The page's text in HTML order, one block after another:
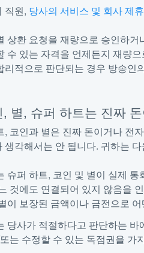
직원, 당사의 서비스 및 회사 제
상환 요청을 재량으로 승인하
수 있는 자격을 언제든지 재량
리적으로 판단되는 경우 방송인
별, 슈퍼 하트는 진짜
, 코인과 별은 진짜 돈이거나 전
생각해서는 안 됩니다. 귀하는
슈퍼 하트, 코인 및 별이 실제
것에도 연결되어 있지 않음을
이 보장된 금액이나 금전으로
당사가 적절하다고 판단하는
는 수정할 수 있는 독점권을 가